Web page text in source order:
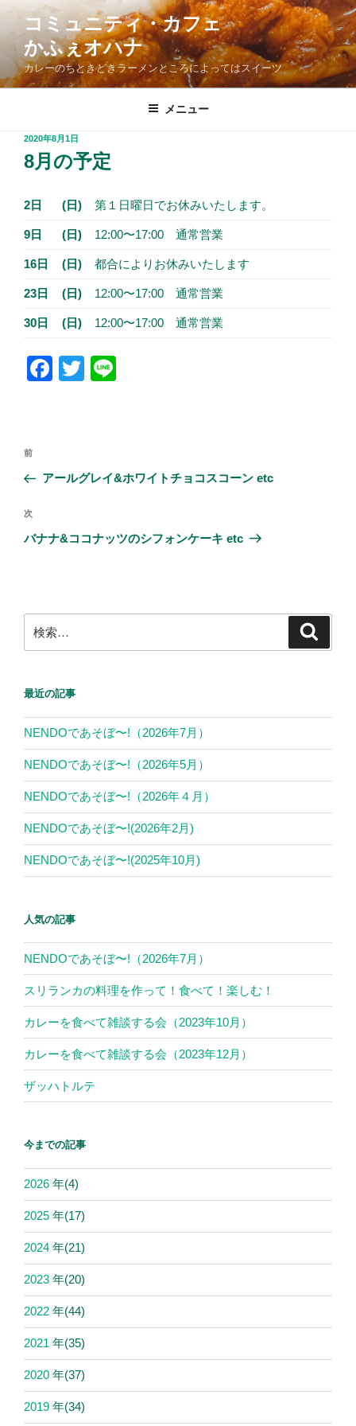
コ
ツ
コミュニティ・カフェ
かふぇオハナ
カレーのちときどきラーメンところによってはスイーツ
メニュー
投
日:
2020年8月1日
8月の予定
2日 (日) 第１日曜日でお休みいたします。
9日 (日) 12:00〜17:00 通常営業
16日 (日) 都合によりお休みいたします
23日 (日) 12:00〜17:00 通常営業
30日 (日) 12:00〜17:00 通常営業
F
b
k
T
投
ナ
ビ
ゲ
ン
前
の
稿
前
アールグレイ&ホワイトチョコスコーン etc
次
の
次
バナナ&ココナッツのシフォンケーキ etc
索:
最近の記事
NENDOであそぼ〜!（2026年7月）
NENDOであそぼ〜!（2026年5月）
NENDOであそぼ〜!（2026年４月）
NENDOであそぼ〜!(2026年2月)
NENDOであそぼ〜!(2025年10月)
人気の記事
NENDOであそぼ〜!（2026年7月）
スリランカの料理を作って！食べて！楽しむ！
カレーを食べて雑談する会（2023年10月）
カレーを食べて雑談する会（2023年12月）
ザッハトルテ
今までの記事
2026 年(4)
2025 年(17)
2024 年(21)
2023 年(20)
2022 年(44)
2021 年(35)
2020 年(37)
2019 年(34)